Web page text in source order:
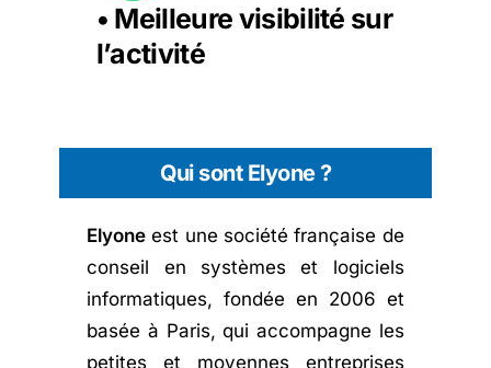
• Meilleure visibilité sur
l’activité
Qui sont Elyone ?
Elyone est une société française de
conseil en systèmes et logiciels
informatiques, fondée en 2006 et
basée à Paris, qui accompagne les
petites et moyennes entreprises